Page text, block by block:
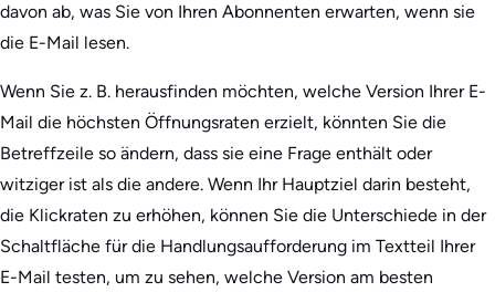
davon ab, was Sie von Ihren Abonnenten erwarten, wenn sie
die E-Mail lesen.
Wenn Sie z. B. herausfinden möchten, welche Version Ihrer E-
Mail die höchsten Öffnungsraten erzielt, könnten Sie die
Betreffzeile so ändern, dass sie eine Frage enthält oder
witziger ist als die andere. Wenn Ihr Hauptziel darin besteht,
die Klickraten zu erhöhen, können Sie die Unterschiede in der
Schaltfläche für die Handlungsaufforderung im Textteil Ihrer
E-Mail testen, um zu sehen, welche Version am besten